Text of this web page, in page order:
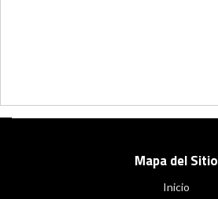
Mapa del Sitio
Inicio